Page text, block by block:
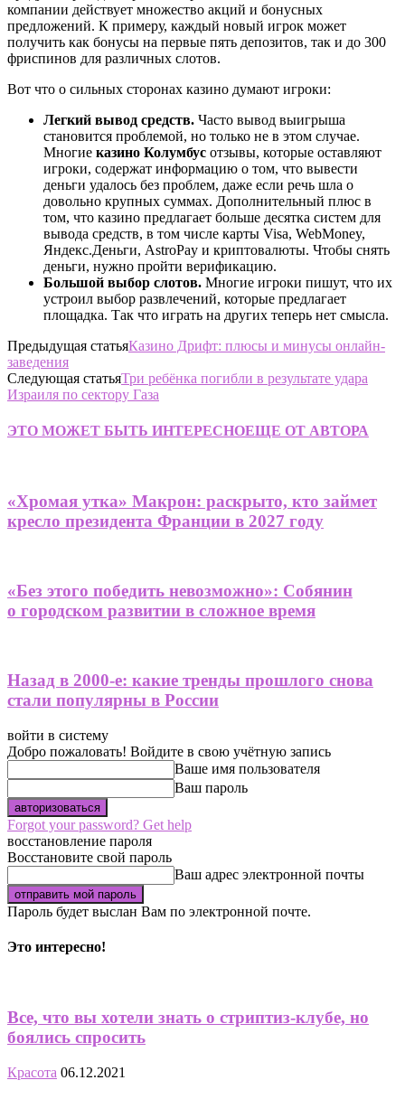
компании действует множество акций и бонусных
предложений. К примеру, каждый новый игрок может
получить как бонусы на первые пять депозитов, так и до 300
фриспинов для различных слотов.
Вот что о сильных сторонах казино думают игроки:
Легкий вывод средств. Часто вывод выигрыша
становится проблемой, но только не в этом случае.
Многие казино Колумбус отзывы, которые оставляют
игроки, содержат информацию о том, что вывести
деньги удалось без проблем, даже если речь шла о
довольно крупных суммах. Дополнительный плюс в
том, что казино предлагает больше десятка систем для
вывода средств, в том числе карты Visa, WebMoney,
Яндекс.Деньги, AstroPay и криптовалюты. Чтобы снять
деньги, нужно пройти верификацию.
Большой выбор слотов. Многие игроки пишут, что их
устроил выбор развлечений, которые предлагает
площадка. Так что играть на других теперь нет смысла.
Предыдущая статьяКазино Дрифт: плюсы и минусы онлайн-
заведения
Следующая статьяТри ребёнка погибли в результате удара
Израиля по сектору Газа
ЭТО МОЖЕТ БЫТЬ ИНТЕРЕСНОЕЩЕ ОТ АВТОРА
«Хромая утка» Макрон: раскрыто, кто займет
кресло президента Франции в 2027 году
«Без этого победить невозможно»: Собянин
о городском развитии в сложное время
Назад в 2000-е: какие тренды прошлого снова
стали популярны в России
войти в систему
Добро пожаловать! Войдите в свою учётную запись
Ваше имя пользователя
Ваш пароль
Forgot your password? Get help
восстановление пароля
Восстановите свой пароль
Ваш адрес электронной почты
Пароль будет выслан Вам по электронной почте.
Это интересно!
Все, что вы хотели знать о стриптиз-клубе, но
боялись спросить
Красота 06.12.2021